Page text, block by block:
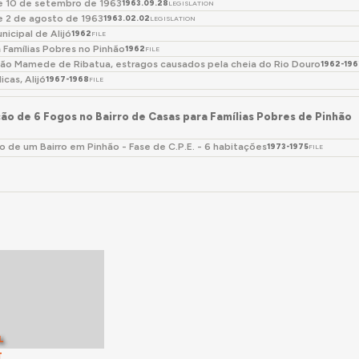
regulamentares e de a espessura das paredes exteriores
fevereiro de 1975, com os trabalhos em curso, a Câmara
iguais às já existentes, possuindo condições de habitabilidade
encontravam-se concluídas, tendo recebido comparticipações
da Habitação.
10 de setembro de 19631963.09.28 LEGISLATION
2 de agosto de 19631963.02.02 LEGISLATION
de Alijó1962 FILE
Famílias Pobres no Pinhão1962 FILE
Mamede de Ribatua, estragos causados pela cheia do Rio Douro1962-
Alijó1967-1968 FILE
de 6 Fogos no Bairro de Casas para Famílias Pobres de Pinhão
de um Bairro em Pinhão - Fase de C.P.E. - 6 habitações1973-1975FILE